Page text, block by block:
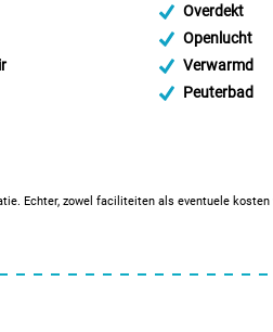
Overdekt
Openlucht
Verwarmd
Peuterbad
Echter, zowel faciliteiten als eventuele